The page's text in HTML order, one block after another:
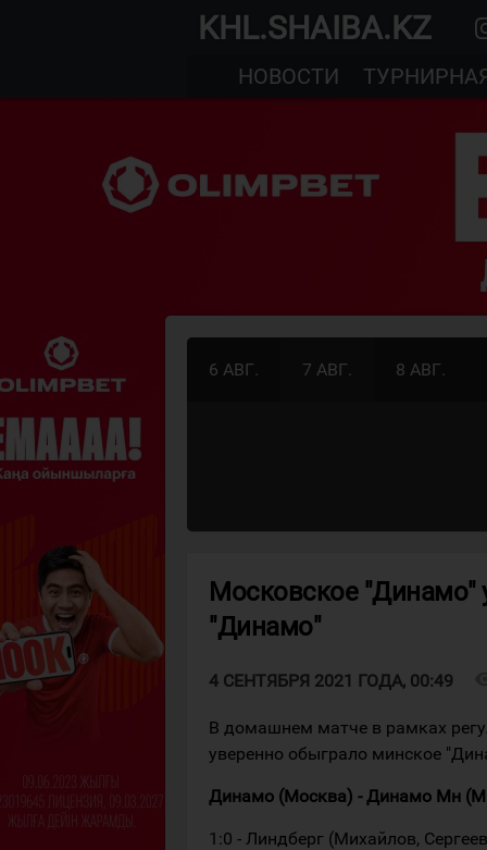
KHL.SHAIBA.KZ
НОВОСТИ
6 АВГ. 7 АВГ. 8 АВГ.
Московское "Динамо"
"Динамо"
4 СЕНТЯБРЯ 2021 ГОДА, 00:49
В домашнем матче в рамках
уверенно обыграло минское
Динамо (Москва) - Динамо Мн
1:0 - Линдберг (Михайлов,